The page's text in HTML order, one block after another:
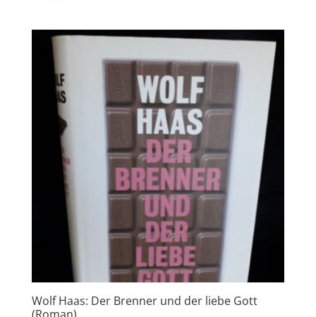
Wolf Haas: Der Brenner und der liebe Gott